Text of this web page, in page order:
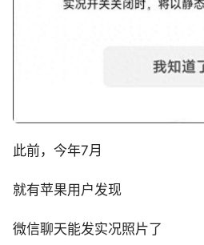
此前，今年7月
就有苹果用户发现
微信聊天能发实况照片了